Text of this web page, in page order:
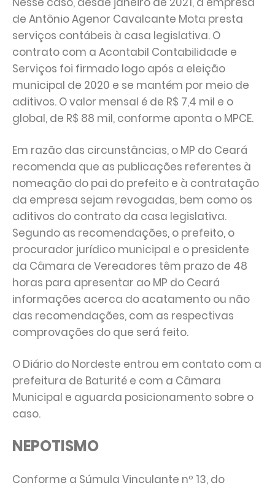
de Antônio Agenor Cavalcante Mota presta
serviços contábeis à casa legislativa. O
contrato com a Acontabil Contabilidade e
Serviços foi firmado logo após a eleição
municipal de 2020 e se mantém por meio de
aditivos. O valor mensal é de R$ 7,4 mil e o
global, de R$ 88 mil, conforme aponta o MPCE.
Em razão das circunstâncias, o MP do Ceará
recomenda que as publicações referentes à
nomeação do pai do prefeito e à contratação
da empresa sejam revogadas, bem como os
aditivos do contrato da casa legislativa.
Segundo as recomendações, o prefeito, o
procurador jurídico municipal e o presidente
da Câmara de Vereadores têm prazo de 48
horas para apresentar ao MP do Ceará
informações acerca do acatamento ou não
das recomendações, com as respectivas
comprovações do que será feito.
O Diário do Nordeste entrou em contato com a
prefeitura de Baturité e com a Câmara
Municipal e aguarda posicionamento sobre o
caso.
NEPOTISMO
Conforme a Súmula Vinculante nº 13, do